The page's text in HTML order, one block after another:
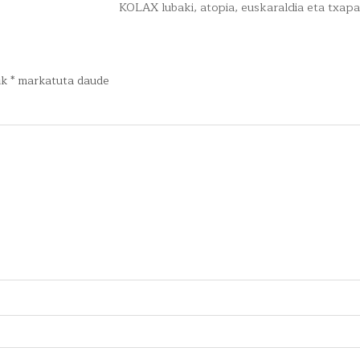
KOLAX lubaki, atopia, euskaraldia eta
* markatuta daude